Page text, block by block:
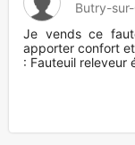
Butry-
Je vends ce
apporter confort
: Fauteuil releveur